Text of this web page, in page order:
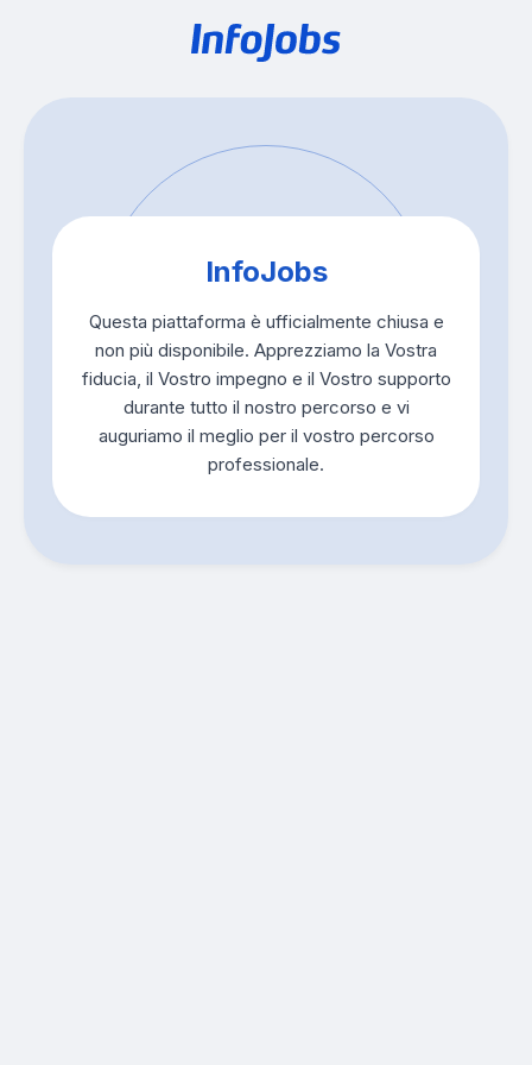
InfoJobs
Questa piattaforma è ufficialmente chiusa e
non più disponibile. Apprezziamo la Vostra
fiducia, il Vostro impegno e il Vostro supporto
durante tutto il nostro percorso e vi
auguriamo il meglio per il vostro percorso
professionale.